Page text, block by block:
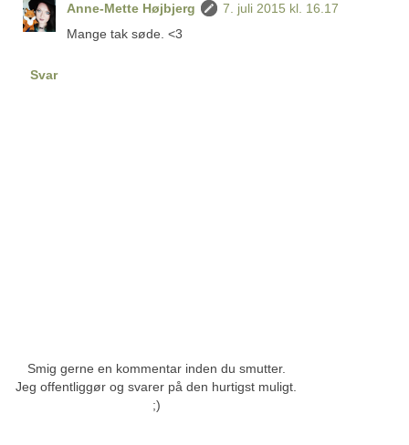
Anne-Mette Højbjerg
7. juli 2015 kl. 16.17
Mange tak søde. <3
Svar
Smig gerne en kommentar inden du smutter.
Jeg offentliggør og svarer på den hurtigst muligt.
;)